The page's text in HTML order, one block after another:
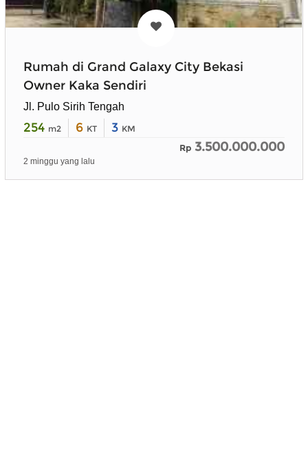
Rumah di Grand Galaxy City Bekasi
Owner Kaka Sendiri
Jl. Pulo Sirih Tengah
254 m2 6 KT 3 KM
Rp 3.500.000.000
2 minggu yang lalu